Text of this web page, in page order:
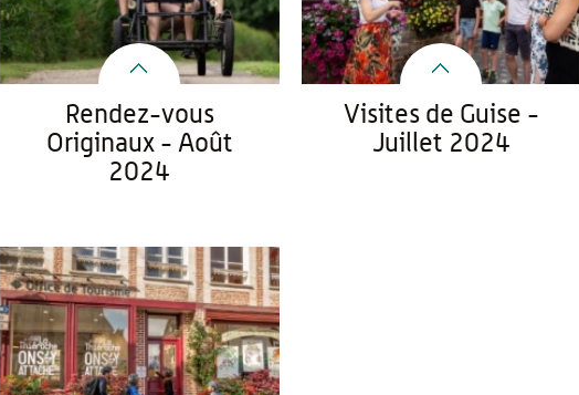
Rendez-vous
Originaux - Août
2024
Visites de Guise -
Juillet 2024